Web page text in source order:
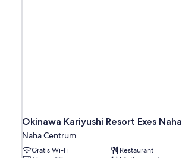
Okinawa Kariyushi Resort Exes Naha
Naha Centrum
Gratis Wi-Fi
Restaurant